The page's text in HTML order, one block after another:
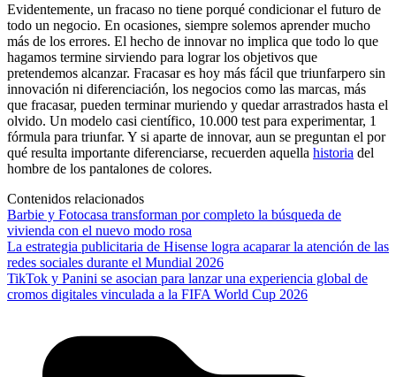
Evidentemente, un fracaso no tiene porqué condicionar el futuro de
todo un negocio. En ocasiones, siempre solemos aprender mucho
más de los errores. El hecho de innovar no implica que todo lo que
hagamos termine sirviendo para lograr los objetivos que
pretendemos alcanzar. Fracasar es hoy más fácil que triunfarpero sin
innovación ni diferenciación, los negocios como las marcas, más
que fracasar, pueden terminar muriendo y quedar arrastrados hasta el
olvido. Un modelo casi científico, 10.000 test para experimentar, 1
fórmula para triunfar. Y si aparte de innovar, aun se preguntan el por
qué resulta importante diferenciarse, recuerden aquella historia del
hombre de los pantalones de colores.
Contenidos relacionados
Barbie y Fotocasa transforman por completo la búsqueda de
vivienda con el nuevo modo rosa
La estrategia publicitaria de Hisense logra acaparar la atención de las
redes sociales durante el Mundial 2026
TikTok y Panini se asocian para lanzar una experiencia global de
cromos digitales vinculada a la FIFA World Cup 2026